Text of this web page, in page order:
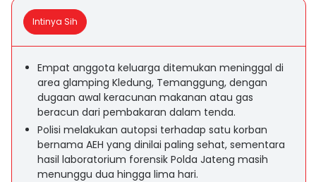
Intinya Sih
Empat anggota keluarga ditemukan meninggal di
area glamping Kledung, Temanggung, dengan
dugaan awal keracunan makanan atau gas
beracun dari pembakaran dalam tenda.
Polisi melakukan autopsi terhadap satu korban
bernama AEH yang dinilai paling sehat, sementara
hasil laboratorium forensik Polda Jateng masih
menunggu dua hingga lima hari.